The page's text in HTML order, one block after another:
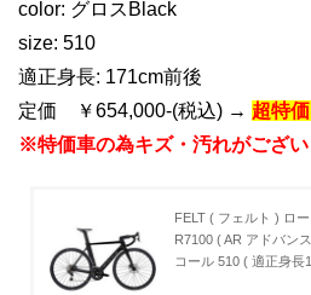
color: グロスBlack
size: 510
適正身長: 171cm前後
定価 ￥654,000-(税込) → 超特
※特価車の為キズ・汚れがござい
FELT ( フェルト ) ロ
R7100 ( AR アドバン
コール 510 ( 適正身長